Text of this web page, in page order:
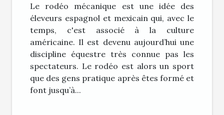
Le rodéo mécanique est une idée des
éleveurs espagnol et mexicain qui, avec le
temps, c'est associé à la culture
américaine. Il est devenu aujourd’hui une
discipline équestre très connue pas les
spectateurs. Le rodéo est alors un sport
que des gens pratique après êtes formé et
font jusqu’à...